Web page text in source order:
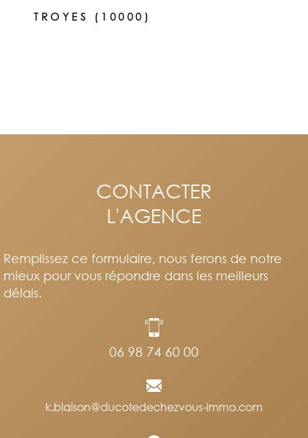
TROYES (10000)
CONTACTER
L'AGENCE
Remplissez ce formulaire, nous ferons de notre
mieux pour vous répondre dans les meilleurs
délais.
06 98 74 60 00
k.blaison@ducotedechezvous-immo.com